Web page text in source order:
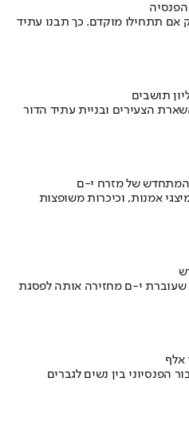
הפנסיה
אם תתחילו מוקדם. כך תבנו עתיד
הצעירים ובניית עתיד הדור
המתחדש של מזרח י-ם
אמנות, וכיכרות משופצות
י-ם מחזירה אותה לפסגת
הפנסיוני בין נשים לגברים